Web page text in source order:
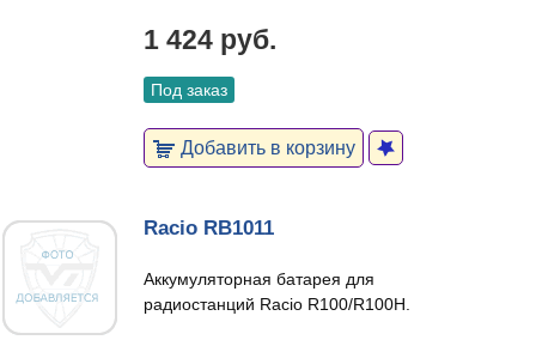
1 424 руб.
Под заказ
Добавить в корзину
Racio RB1011
Аккумуляторная батарея для
радиостанций Racio R100/R100H.